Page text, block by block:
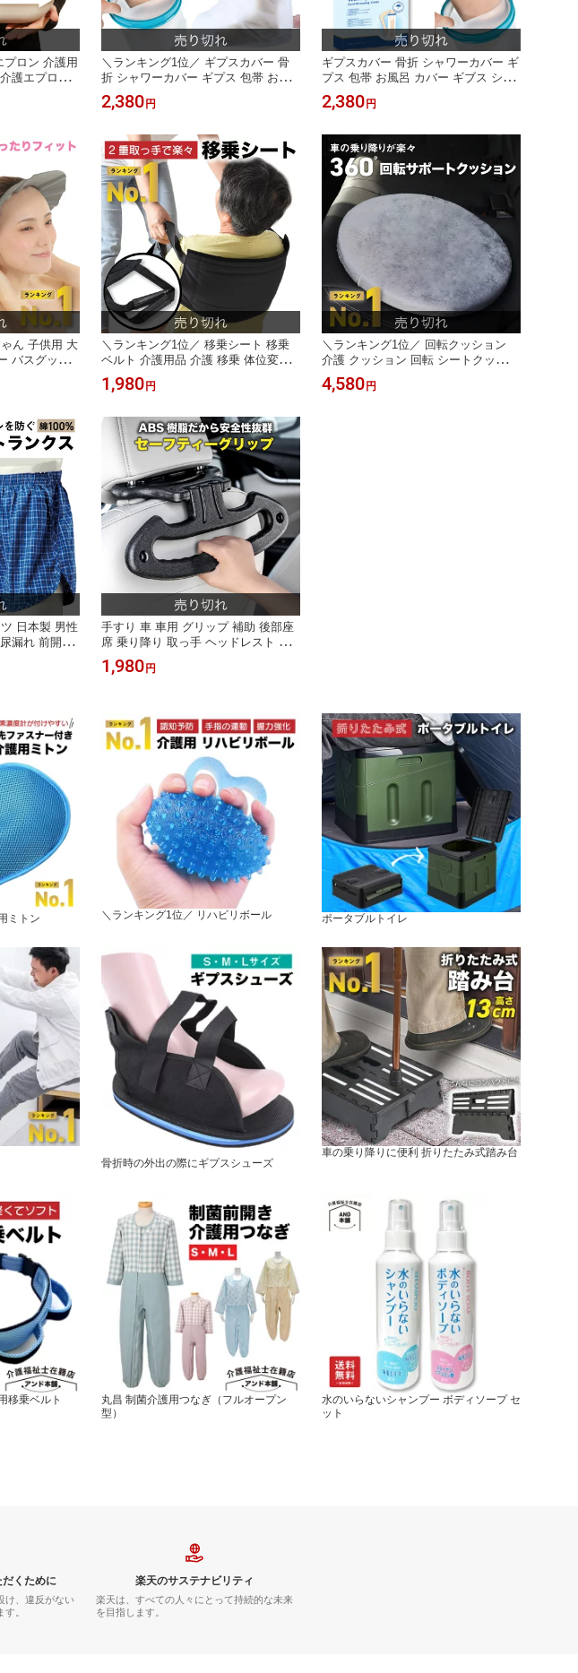
プロン 介護用
護エプロン
前掛け 大き
し 介助 お
食事エプロン
＼ランキング1位／ ギプスカバー 骨
折 シャワーカバー ギプス 包帯 お風
呂 カバー ギブス シャワー ギブスカ
バー 防水カバー 入浴 防水 大人用 怪
カバー 入浴に 防水 シャワー用防水カ
バー 入浴防水 シリコン防水 繰り返し
使える 脚
2,380 円
ギプスカバー 骨折 シャワーカバー ギ
プス 包帯 お風呂 カバー ギブス シャ
ワー ギブスカバー 防水カバー 入浴
腕用 防水 大人用 怪我 腕 傷 ケガ用
水 シャワー用防水 入浴プロテクター
シリコン 繰り返し使える
2,380 円
ん 子供用 大
バスグッズ
キャップ シ
調整可能 お
髪 子供 大人
＼ランキング1位／ 移乗シート 移乗
ベルト 介護用品 介護 移乗 体位変換
シート 移動 防止 高齢者 介助シート
体位変換シート 腰痛予防 簡易担架 ベ
護 移乗シート 病院 便利グッズ 寝た
きり 施設 在宅介護 予防
1,980 円
＼ランキング1位／ 回転クッション
介護 クッション 回転 シートクッショ
ン 椅子 カー用品 車 高齢者 座布団 変
換 補助 自動車 車用品 車乗り降り シ
4,580 円
日本製 男性
漏れ 前開き
クス 紳士 軽
ツ 無地 大
パンツ チョ
手すり 車 車用 グリップ 補助 後部座
席 乗り降り 取っ手 ヘッドレスト 持
ち手 アシストグリップ 安全 介護 カ
ー用品 セーフティグリップ 安心 お年
アシスト ドア 自動車 内装パーツ 介
助 サポート
1,980 円
ミトン ＼ランキング1位／ リハビリボール ポータブルトイレ
骨折時の外出の際にギプスシューズ
車の乗り降りに便利 折りたたみ式踏み台
移乗ベルト
丸昌 制菌介護用つなぎ（フルオープン
型）
水のいらないシャンプー ボディソープ セ
ット
くために
け、違反がない
。
楽天のサステナビリティ
楽天は、すべての人々にとって持続的な未来
を目指します。